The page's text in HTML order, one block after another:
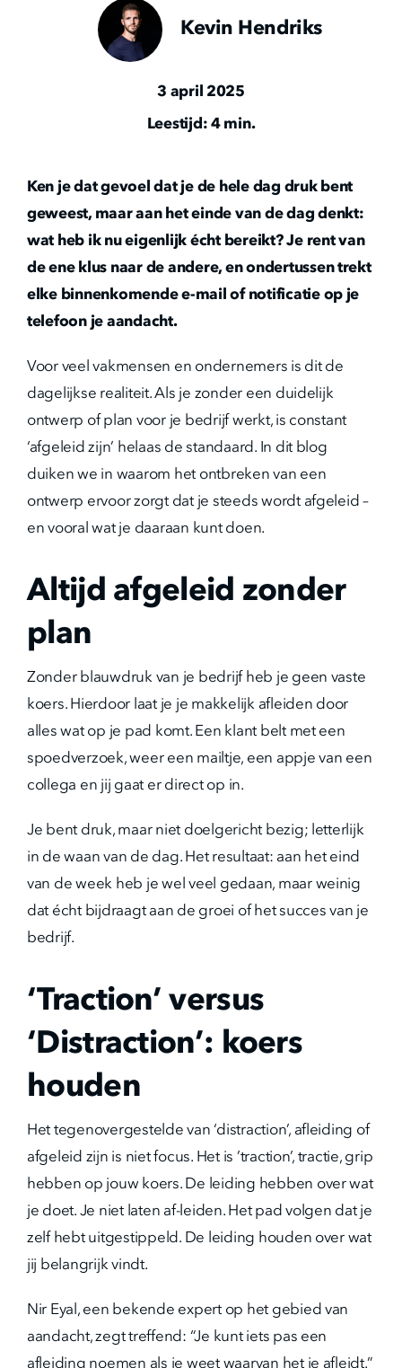
Kevin Hendriks
3 april 2025
Leestijd: 4 min.
Ken je dat gevoel dat je de hele dag druk bent
geweest, maar aan het einde van de dag denkt:
wat heb ik nu eigenlijk écht bereikt? Je rent van
de ene klus naar de andere, en ondertussen trekt
elke binnenkomende e-mail of notificatie op je
telefoon je aandacht.
Voor veel vakmensen en ondernemers is dit de
dagelijkse realiteit. Als je zonder een duidelijk
ontwerp of plan voor je bedrijf werkt, is constant
‘afgeleid zijn’ helaas de standaard. In dit blog
duiken we in waarom het ontbreken van een
ontwerp ervoor zorgt dat je steeds wordt afgeleid –
en vooral wat je daaraan kunt doen.
Altijd afgeleid zonder
plan
Zonder blauwdruk van je bedrijf heb je geen vaste
koers. Hierdoor laat je je makkelijk afleiden door
alles wat op je pad komt. Een klant belt met een
spoedverzoek, weer een mailtje, een appje van een
collega en jij gaat er direct op in.
Je bent druk, maar niet doelgericht bezig; letterlijk
in de waan van de dag. Het resultaat: aan het eind
van de week heb je wel veel gedaan, maar weinig
dat écht bijdraagt aan de groei of het succes van je
bedrijf.
‘Traction’ versus
‘Distraction’: koers
houden
Het tegenovergestelde van ‘distraction’, afleiding of
afgeleid zijn is niet focus. Het is ’traction’, tractie, grip
hebben op jouw koers. De leiding hebben over wat
je doet. Je niet laten af-leiden. Het pad volgen dat je
zelf hebt uitgestippeld. De leiding houden over wat
jij belangrijk vindt.
Nir Eyal, een bekende expert op het gebied van
aandacht, zegt treffend: “Je kunt iets pas een
afleiding noemen als je weet waarvan het je afleidt.”